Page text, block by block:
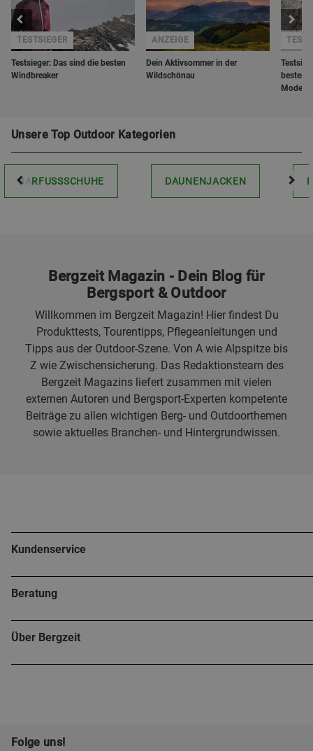
Testsieger: Das sind die besten
Windbreaker
TESTSIEGER
Dein Aktivsommer in der
Wildschönau
ANZEIGE
besten
Modelle
Unsere Top Outdoor Kategorien
BARFUSSSCHUHE DAUNENJACKEN
Bergzeit Magazin - Dein Blog für
Bergsport & Outdoor
Willkommen im Bergzeit Magazin! Hier findest Du
Produkttests, Tourentipps, Pflegeanleitungen und
Tipps aus der Outdoor-Szene. Von A wie Alpspitze bis
Z wie Zwischensicherung. Das Redaktionsteam des
Bergzeit Magazins liefert zusammen mit vielen
externen Autoren und Bergsport-Experten kompetente
Beiträge zu allen wichtigen Berg- und Outdoorthemen
sowie aktuelles Branchen- und Hintergrundwissen.
Kundenservice
Beratung
Über Bergzeit
Folge uns!